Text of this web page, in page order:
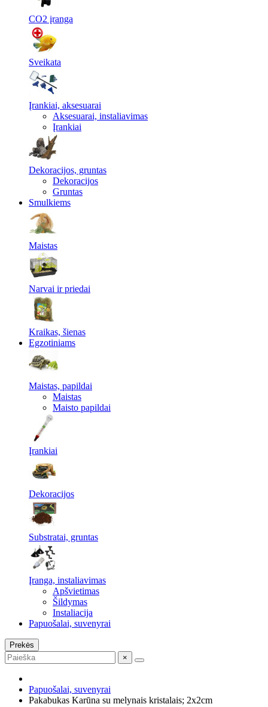
CO2 įranga
Sveikata
Įrankiai, aksesuarai
Aksesuarai, instaliavimas
Įrankiai
Dekoracijos, gruntas
Dekoracijos
Gruntas
Smulkiems
Maistas
Narvai ir priedai
Kraikas, šienas
Egzotiniams
Maistas, papildai
Maistas
Maisto papildai
Įrankiai
Dekoracijos
Substratai, gruntas
Įranga, instaliavimas
Apšvietimas
Šildymas
Instaliacija
Papuošalai, suvenyrai
Prekės
×
Papuošalai, suvenyrai
Pakabukas Karūna su melynais kristalais; 2x2cm